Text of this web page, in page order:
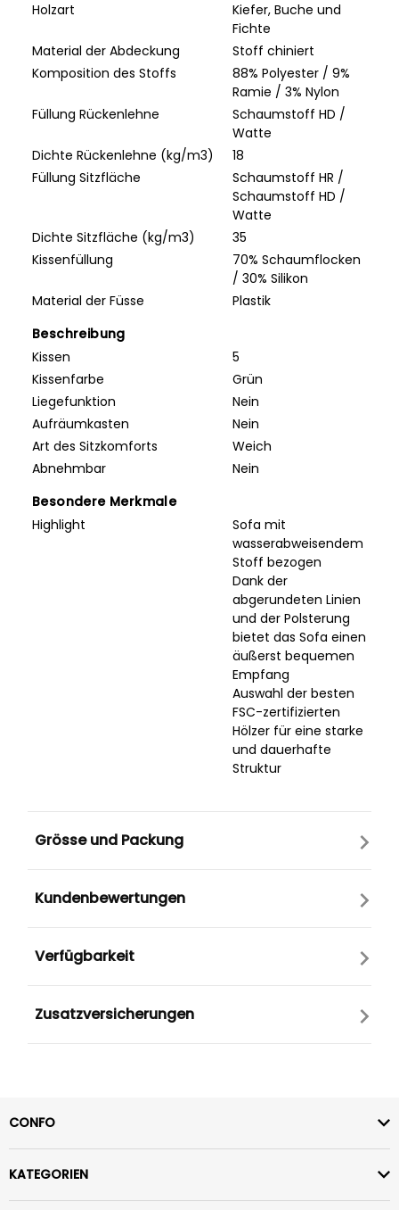
Holzart
Kiefer, Buche und
Fichte
Material der Abdeckung
Stoff chiniert
Komposition des Stoffs
88% Polyester / 9%
Ramie / 3% Nylon
Füllung Rückenlehne
Schaumstoff HD /
Watte
Dichte Rückenlehne (kg/m3)
18
Füllung Sitzfläche
Schaumstoff HR /
Schaumstoff HD /
Watte
Dichte Sitzfläche (kg/m3)
35
Kissenfüllung
70% Schaumflocken
/ 30% Silikon
Material der Füsse
Plastik
Beschreibung
Kissen
5
Kissenfarbe
Grün
Liegefunktion
Nein
Aufräumkasten
Nein
Art des Sitzkomforts
Weich
Abnehmbar
Nein
Besondere Merkmale
Highlight
Sofa mit
wasserabweisendem
Stoff bezogen
Dank der
abgerundeten Linien
und der Polsterung
bietet das Sofa einen
äußerst bequemen
Empfang
Auswahl der besten
FSC-zertifizierten
Hölzer für eine starke
und dauerhafte
Struktur
Grösse und Packung
Kundenbewertungen
Verfügbarkeit
Zusatzversicherungen
CONFO
KATEGORIEN